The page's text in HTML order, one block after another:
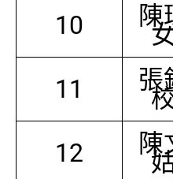
10 陳
11 張
12 陳